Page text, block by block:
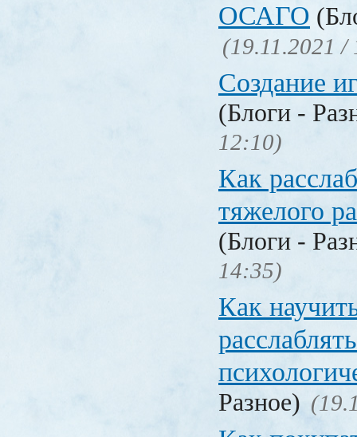
ОСАГО
(19.11.2021 /
Создание
(Блоги -
12:10)
Как
тяжелого
(Блоги -
14:35)
Как
Разное)